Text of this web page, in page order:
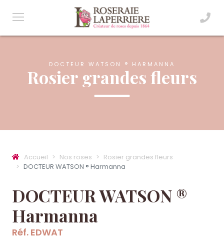
DOCTEUR WATSON ® HARMANNA
Rosier grandes fleurs
Accueil Nos roses
Rosier grandes fleurs
DOCTEUR WATSON ® Harmanna
DOCTEUR WATSON ®
Harmanna
Réf. EDWAT